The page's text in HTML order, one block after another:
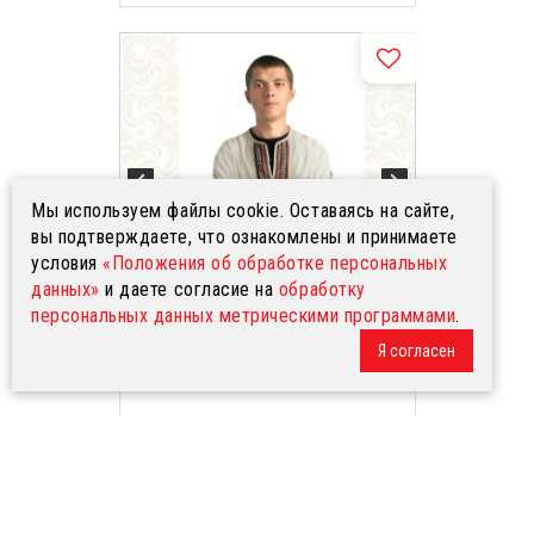
Мы используем файлы cookie. Оставаясь на сайте,
вы подтверждаете, что ознакомлены и принимаете
условия «Положения об обработке персональных
данных» и даете согласие на обработку
персональных данных метрическими программами.
Я согласен